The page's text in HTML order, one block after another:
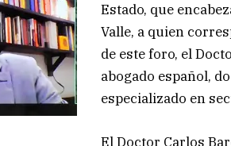
Estado, que
Valle, a quien
de este foro, el
abogado español,
especializado en
El Doctor Carlos